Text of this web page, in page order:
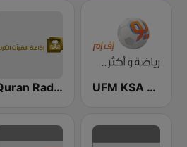
Quran Radio اذاعة القرآن الكريم - الرياض UFM KSA (يو إف إم)